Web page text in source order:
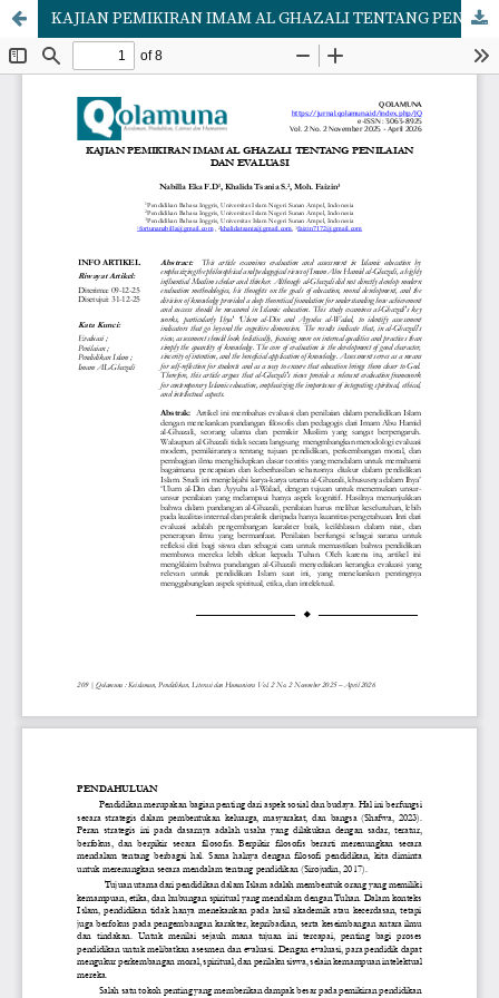
KAJIAN PEMIKIRAN IMAM AL GHAZALI TENTANG PENILAIAN DAN EVALUASI